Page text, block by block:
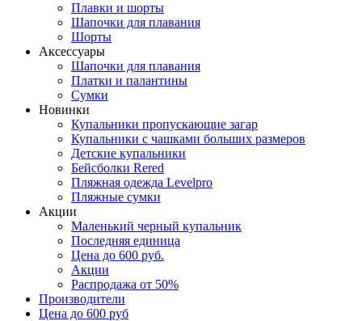
Плавки и шорты
Шапочки для плавания
Шорты
Аксессуары
Шапочки для плавания
Платки и палантины
Сумки
Новинки
Купальники пропускающие загар
Купальники с чашками больших размеров
Детские купальники
Бейсболки Rered
Пляжная одежда Levelpro
Пляжные сумки
Акции
Маленький черный купальник
Последняя единица
Цена до 600 руб.
Акции
Распродажа от 50%
Производители
Цена до 600 руб